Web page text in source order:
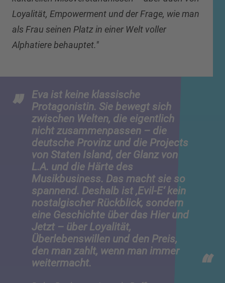
Loyalität, Empowerment und der Frage, wie man
als Frau seinen Platz in einer Welt voller
Alphatiere behauptet."
Eva ist keine klassische
Protagonistin. Sie bewegt sich
zwischen Welten, die eigentlich
nicht zusammenpassen – die
deutsche Provinz und die Projects
von Staten Island, der Glanz von
L.A. und die Härte des
Musikbusiness. Das macht sie so
spannend. Deshalb ist ‚Evil-E‘ kein
nostalgischer Rückblick, sondern
eine Geschichte über das Hier und
Jetzt – über Loyalität,
Überlebenswillen und den Preis,
den man zahlt, wenn man immer
weitermacht.